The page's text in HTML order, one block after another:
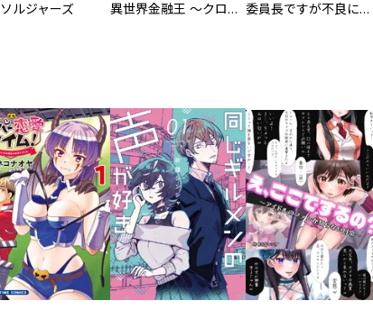
ルジャーズ 異世界金融王 ～クローネ・ゴルディオンの覇道～ 委員長ですが不良になるほど恋してます！